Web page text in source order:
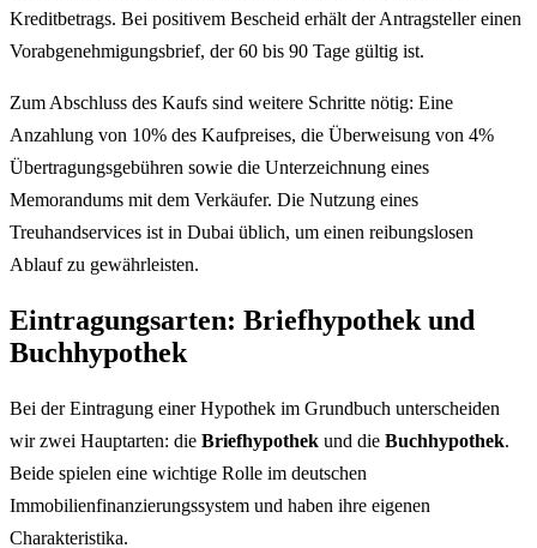
Kreditbetrags. Bei positivem Bescheid erhält der Antragsteller einen
Vorabgenehmigungsbrief, der 60 bis 90 Tage gültig ist.
Zum Abschluss des Kaufs sind weitere Schritte nötig: Eine
Anzahlung von 10% des Kaufpreises, die Überweisung von 4%
Übertragungsgebühren sowie die Unterzeichnung eines
Memorandums mit dem Verkäufer. Die Nutzung eines
Treuhandservices ist in Dubai üblich, um einen reibungslosen
Ablauf zu gewährleisten.
Eintragungsarten: Briefhypothek und
Buchhypothek
Bei der Eintragung einer Hypothek im Grundbuch unterscheiden
wir zwei Hauptarten: die Briefhypothek und die Buchhypothek.
Beide spielen eine wichtige Rolle im deutschen
Immobilienfinanzierungssystem und haben ihre eigenen
Charakteristika.